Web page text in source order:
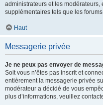
administrateurs et les
supplémentaires tels que les
Haut
Messagerie privée
Je ne peux pas envoyer de
Soit vous n’êtes pas inscrit et
entièrement la messagerie privée
modérateur a décidé de vous
plus d’informations, veuillez